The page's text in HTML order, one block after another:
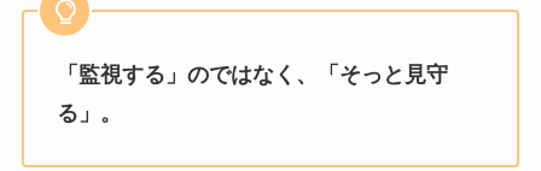
「監視する」のではなく、「そっと見守
る」。